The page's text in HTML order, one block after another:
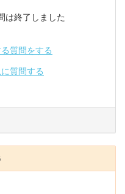
は終了しました
質問をする
質問する